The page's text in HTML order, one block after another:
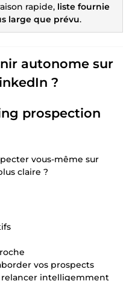
rapide, liste fournie
large que prévu.
autonome sur
?
prospection
vous-même sur
claire ?
vos prospects
relancer intelligemment